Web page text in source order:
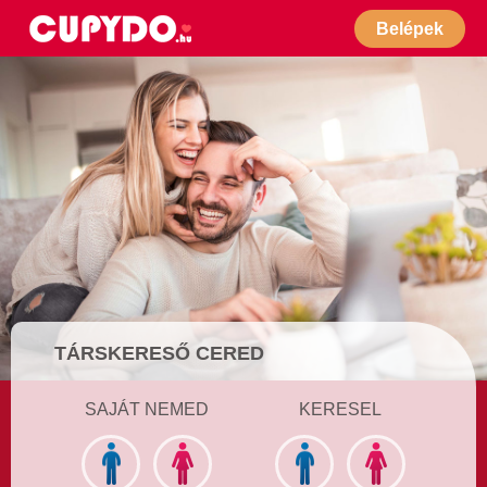
Belépek
TÁRSKERESŐ CERED
SAJÁT NEMED KERESEL